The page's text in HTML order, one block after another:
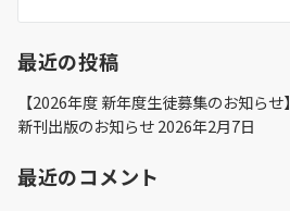
最近の投稿
【2026年度 新年度生徒募集のお知らせ】
新刊出版のお知らせ 2026年2月7日
最近のコメント